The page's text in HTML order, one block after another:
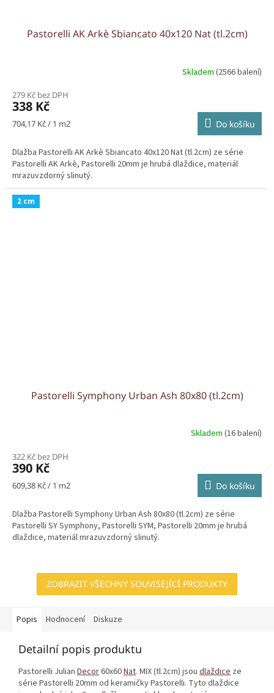
Pastorelli AK Arkè Sbiancato 40x120 Nat (tl.2cm)
Skladem (2566 balení)
279 Kč bez DPH
338 Kč
Měrná
704,17 Kč / 1 m2 Do košíku
Dlažba Pastorelli AK Arkè Sbiancato 40x120 Nat (tl.2cm) ze série
Pastorelli AK Arkè, Pastorelli 20mm je hrubá dlaždice, materiál
mrazuvzdorný slinutý.
2 cm
Pastorelli Symphony Urban Ash 80x80 (tl.2cm)
Skladem (16 balení)
322 Kč bez DPH
390 Kč
Měrná
609,38 Kč / 1 m2 Do košíku
Dlažba Pastorelli Symphony Urban Ash 80x80 (tl.2cm) ze série
Pastorelli SY Symphony, Pastorelli SYM, Pastorelli 20mm je hrubá
dlaždice, materiál mrazuvzdorný slinutý.
ZOBRAZIT VŠECHNY SOUVISEJÍCÍ PRODUKTY
Popis Hodnocení Diskuze
Detailní popis produktu
Pastorelli Julian Decor60x60Nat. MIX (tl.2cm) jsou dlaždice ze
série Pastorelli 20mm od keramičky Pastorelli. Tyto dlaždice